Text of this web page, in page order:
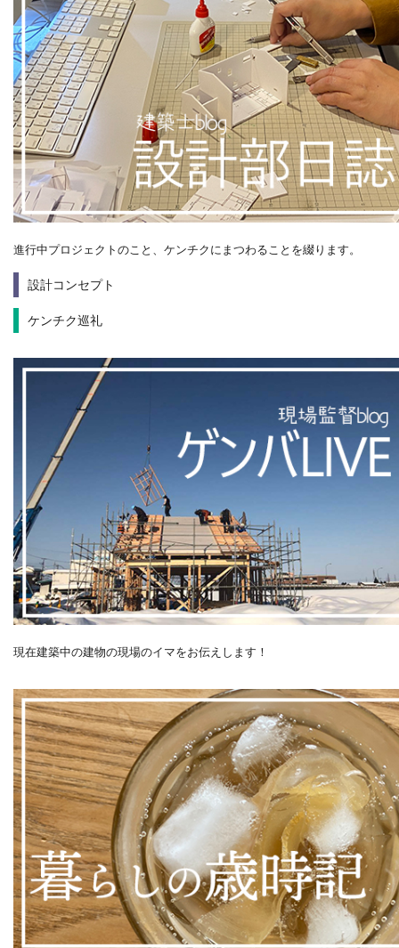
進行中プロジェクトのこと、ケンチクにまつわることを綴ります。
設計コンセプト
ケンチク巡礼
現在建築中の建物の現場のイマをお伝えします！